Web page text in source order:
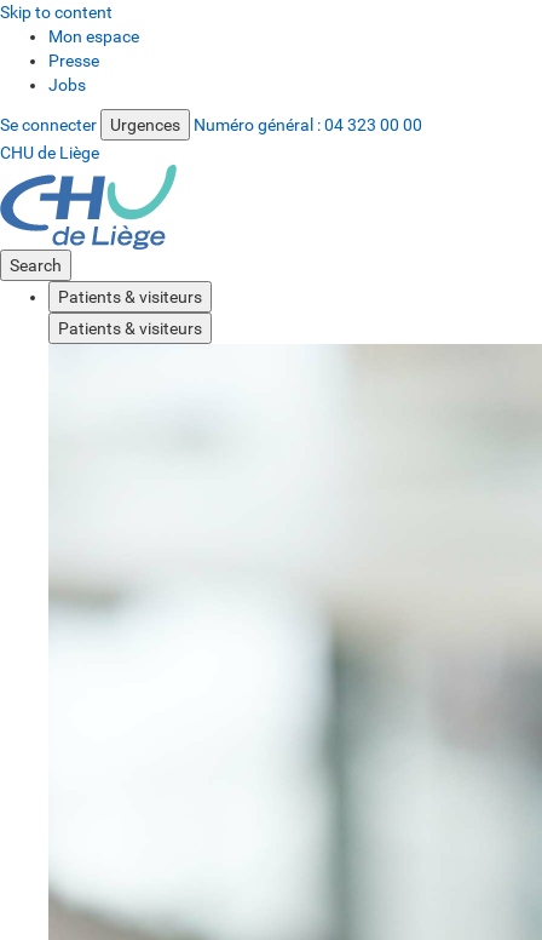
Skip to content
Mon espace
Presse
Jobs
Se connecter Urgences Numéro général :04 323 00 00
CHU de Liège
Search
Patients & visiteurs
Patients & visiteurs